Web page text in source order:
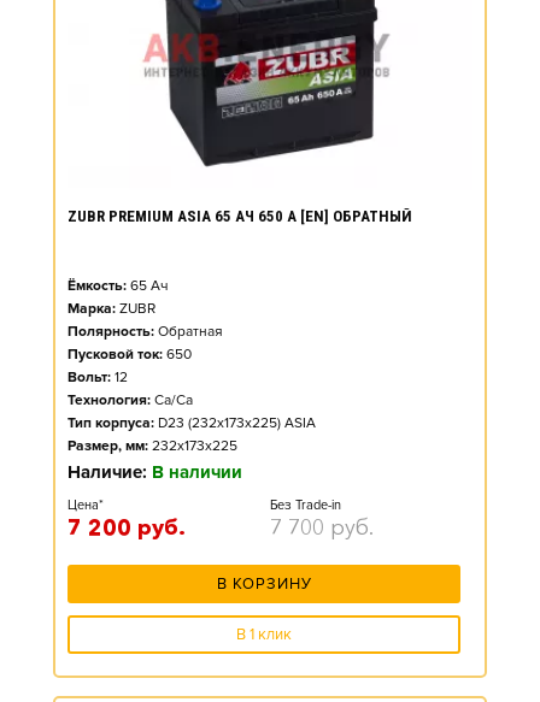
ZUBR PREMIUM ASIA 65 АЧ 650 А [EN] ОБРАТНЫЙ
Ёмкость: 65 Ач
Марка: ZUBR
Полярность: Обратная
Пусковой ток: 650
Вольт: 12
Технология: Ca/Ca
Тип корпуса: D23 (232x173x225) ASIA
Размер, мм: 232x173x225
Наличие: В наличии
Цена*
7 200 руб.
Без Trade-in
7 700 руб.
В КОРЗИНУ
В 1 клик